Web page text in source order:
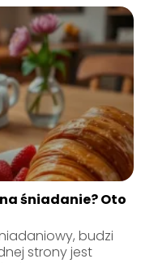
śniadanie? Oto
budzi
strony jest